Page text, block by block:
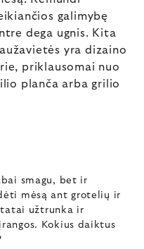
galimybę
dega ugnis. Kita
yra dizaino
priklausomai nuo
planča arba grilio
smagu, bet ir
mėsą ant grotelių ir
užtrunka ir
Kokius daiktus